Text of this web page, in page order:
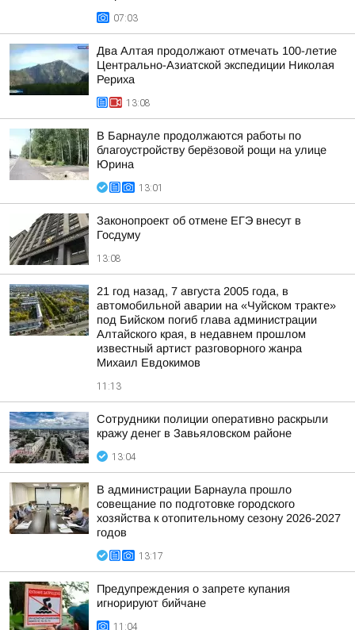
07:03
Два Алтая продолжают отмечать 100-летие
Центрально-Азиатской экспедиции Николая
Рериха
13:08
В Барнауле продолжаются работы по
благоустройству берёзовой рощи на улице
Юрина
13:01
Законопроект об отмене ЕГЭ внесут в
Госдуму
13:08
21 год назад, 7 августа 2005 года, в
автомобильной аварии на «Чуйском тракте»
под Бийском погиб глава администрации
Алтайского края, в недавнем прошлом
известный артист разговорного жанра
Михаил Евдокимов
11:13
Сотрудники полиции оперативно раскрыли
кражу денег в Завьяловском районе
13:04
В администрации Барнаула прошло
совещание по подготовке городского
хозяйства к отопительному сезону 2026-2027
годов
13:17
Предупреждения о запрете купания
игнорируют бийчане
11:04